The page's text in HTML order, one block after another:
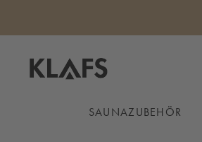
SAUNAZUBEHÖR